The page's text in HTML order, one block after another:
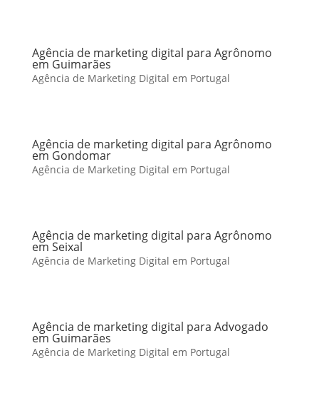
Agência de marketing digital para Agrônomo
em Guimarães
Agência de Marketing Digital em Portugal
Agência de marketing digital para Agrônomo
em Gondomar
Agência de Marketing Digital em Portugal
Agência de marketing digital para Agrônomo
em Seixal
Agência de Marketing Digital em Portugal
Agência de marketing digital para Advogado
em Guimarães
Agência de Marketing Digital em Portugal